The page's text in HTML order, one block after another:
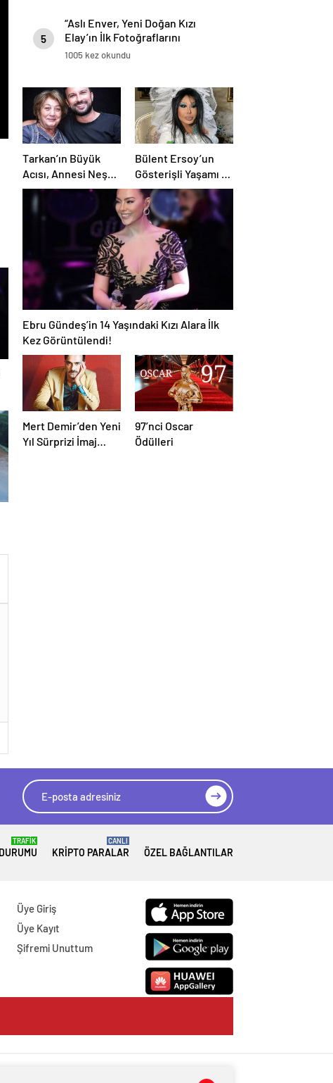
5
“Aslı Enver, Yeni Doğan Kızı
Elay’ın İlk Fotoğraflarını
Paylaştı: ‘Hoş Geldin Eloşum'”
1005 kez okundu
Tarkan’ın Büyük
Acısı, Annesi Neşe
Tevetoğlu Kalp Krizi
Kaybetti
Bülent Ersoy’un
Gösterişli Yaşamı ve
Devasa Serveti Göz
Kamaştırıyor
Ebru Gündeş’in 14 Yaşındaki Kızı Alara İlk
Kez Görüntülendi!
Mert Demir’den Yeni
Yıl Sürprizi İmaj
97’nci Oscar
Ödülleri
TRAFİK
KRIPTO PARALAR
CANLI
ÖZEL BAĞLANTILAR
Üye Giriş
Üye Kayıt
Şifremi Unuttum